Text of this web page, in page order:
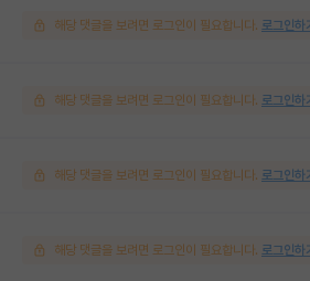
해당 댓글을 보려면 로그인이 필요합니다. 로그인하
해당 댓글을 보려면 로그인이 필요합니다. 로그인하
해당 댓글을 보려면 로그인이 필요합니다. 로그인하
해당 댓글을 보려면 로그인이 필요합니다. 로그인하